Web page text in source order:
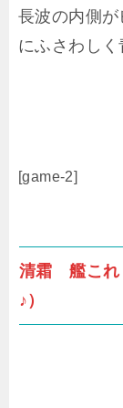
長波の内側
にふさわしく
[game-2]
清霜 艦これ
♪）